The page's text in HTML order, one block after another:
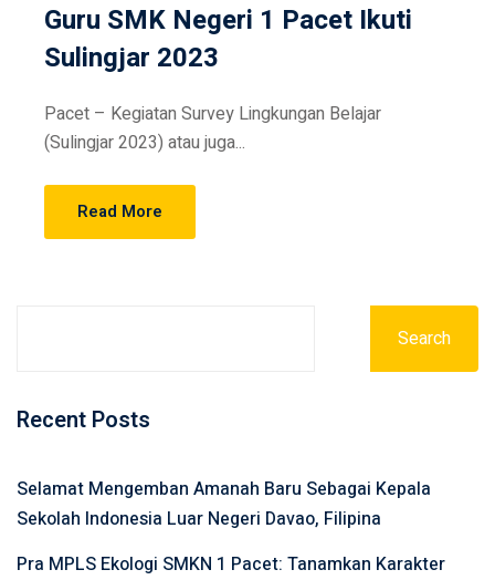
Guru SMK Negeri 1 Pacet Ikuti
Sulingjar 2023
Pacet – Kegiatan Survey Lingkungan Belajar
(Sulingjar 2023) atau juga...
Read More
Search
Recent Posts
Selamat Mengemban Amanah Baru Sebagai Kepala
Sekolah Indonesia Luar Negeri Davao, Filipina
Pra MPLS Ekologi SMKN 1 Pacet: Tanamkan Karakter